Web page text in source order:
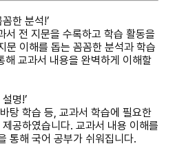
한 분석!’
전 지문을 수록하고 학습 활동을
문 이해를 돕는 꼼꼼한 분석과 학습
해 교과서 내용을 완벽하게 이해할
명!’
탕 학습 등, 교과서 학습에 필요한
공하였습니다. 교과서 내용 이해를
통해 국어 공부가 쉬워집니다.